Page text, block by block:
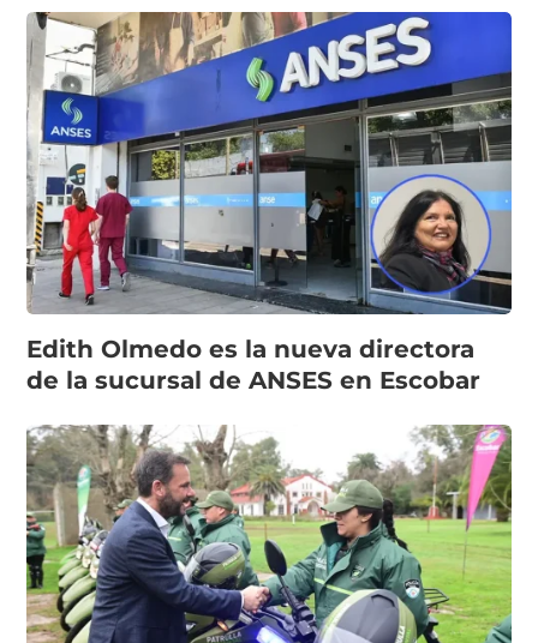
Edith Olmedo es la nueva directora
de la sucursal de ANSES en Escobar